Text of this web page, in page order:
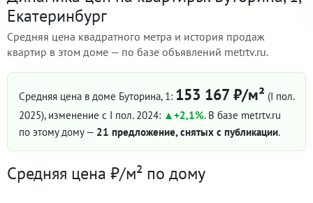
Екатеринбург
Средняя цена квадратного метра и история продаж
квартир в этом доме — по базе объявлений metrtv.ru.
Средняя цена в доме Буторина, 1: 153 167 ₽/м² (I пол.
2025), изменение с I пол. 2024: +2,1%. В базе metrtv.ru
по этому дому — 21 предложение, снятых с публикации.
Средняя цена ₽/м² по дому